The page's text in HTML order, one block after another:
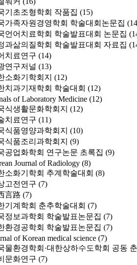
기초조형학회 작품집 (15)
가족자원경영학회 학술대회논문집
언어치료학회 학술발표대회 논문집
과삶의질학회 학술발표대회 자료집
치료연구 (14)
연구저널 (13)
소화기학회지 (12)
치과기재학회 학술대회 (12)
of Laboratory Medicine (12)
식생활문화학회지 (12)
치료연구 (11)
식품영양과학회지 (10)
식품조리과학회지 (9)
공업화학회 연구논문 초록집 (9)
Journal of Radiology (8)
소화기학회 추계학술대회 (8)
고전연구 (7)
言路 (7)
기계학회 춘추학술대회 (7)
정보과학회 학술발표논문집 (7)
환경공학회 학술발표논문집 (7)
of Korean medical science (7)
물환경학회·대한상하수도학회 공동
문화연구 (7)